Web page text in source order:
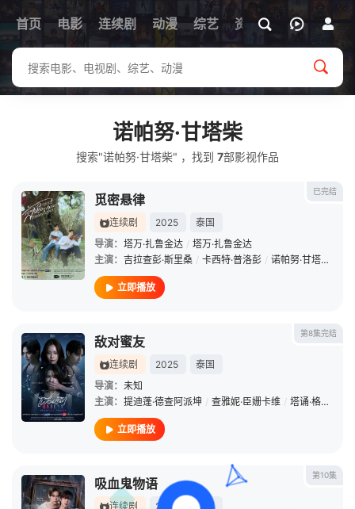
首页 电影 连续剧 动漫 综艺 资讯
诺帕努·甘塔柴
搜索"诺帕努·甘塔柴" ，找到 7部影视作品
已完结
觅密悬律
连续剧 2025
泰国
导演： 塔万·扎鲁金达 / 塔万·扎鲁金达
主演： 吉拉查彭·斯里桑 / 卡西特·普洛彭 / 诺帕努·甘塔柴
立即播放
第8集完结
敌对蜜友
连续剧 2025
泰国
导演： 未知
主演： 提迪蓬·德查阿派坤 / 查雅妮·臣姗卡维 / 塔诵·格林尼恩
立即播放
第10集
吸血鬼物语
连续剧 2025
泰国